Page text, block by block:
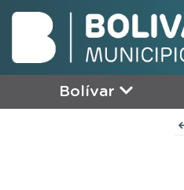
Bolívar